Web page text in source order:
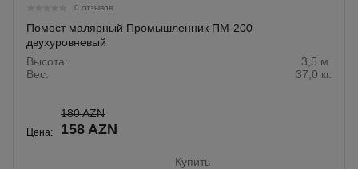
0 отзывов
Помост малярный Промышленник ПМ-200
двухуровневый
Высота:
3,5 м.
Вес:
37,0 кг.
Цена:
180 AZN
158 AZN
Купить